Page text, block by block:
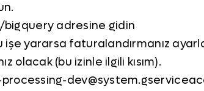
adresine gidin
yararsa faturalandırmanız
olacak (bu izinle ilgili kısım).